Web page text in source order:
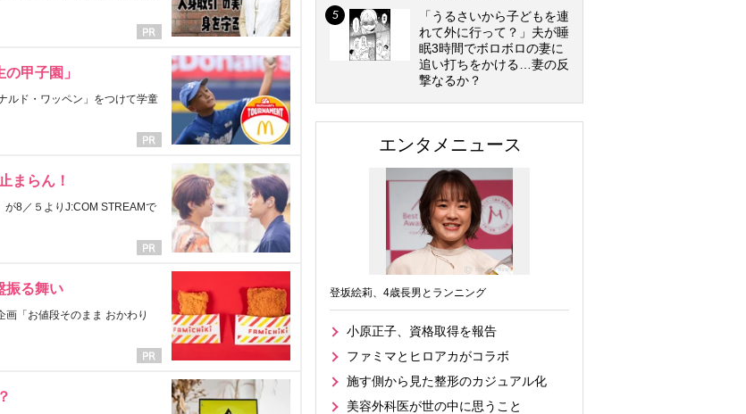
甲子園」
ルド・ワッペン」をつけて学童
まらん！
が8／５よりJ:COM STREAMで
振る舞い
「お値段そのまま おかわり
「うるさいから子どもを連
れて外に行って？」夫が睡
眠3時間でボロボロの妻に
追い打ちをかける…妻の反
撃なるか？
エンタメニュース
登坂絵莉、4歳長男とランニング
小原正子、資格取得を報告
ファミマとヒロアカがコラボ
施す側から見た整形のカジュアル化
美容外科医が世の中に思うこと